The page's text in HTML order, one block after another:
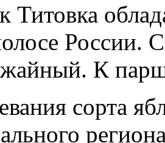
Титовка
России.
К
сорта